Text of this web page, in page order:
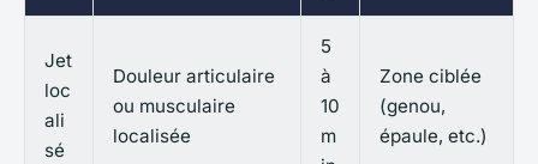
Jet
loc
ali
sé
Douleur articulaire
ou musculaire
localisée
5
à
10
m
Zone ciblée
(genou,
épaule, etc.)